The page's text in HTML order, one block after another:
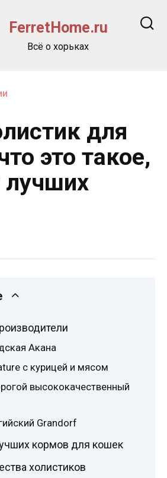
FerretHome.ru
Всё о хорьках
для
это такое,
лучших
Акана
с курицей и мясом
высококачественный
Grandorf
кормов для кошек
холистиков